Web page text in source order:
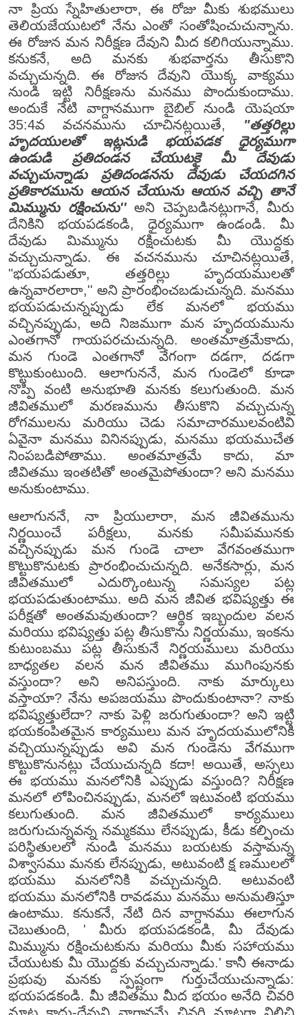
నా ప్రియ స్నేహితులారా, ఈ రోజు మీకు శుభములు
తెలియజేయుటలో నేను ఎంతో సంతోషించుచున్నాను.
ఈ రోజున మన నిరీక్షణ దేవుని మీద కలిగియున్నాము.
కనుకనే, అది మనకు శుభవార్తను తీసుకొని
వచ్చుచున్నది. ఈ రోజున దేవుని యొక్క వాక్యము
నుండి ఇట్టి నిరీక్షణను మనము పొందుకుందాము.
అందుకే నేటి వాగ్దానముగా బైబిల్ నుండి యెషయా
35:4వ వచనమును చూచినట్లయితే, "తత్తరిల్లు
హృదయులతో ఇట్లనుడి భయపడక ధైర్యముగా
ఉండుడి ప్రతిదండన చేయుటకై మీ దేవుడు
వచ్చుచున్నాడు ప్రతిదండనను దేవుడు చేయదగిన
ప్రతికారమును ఆయన చేయును ఆయన వచ్చి తానే
మిమ్మును రక్షించును'' అని చెప్పబడినట్లుగానే, మీరు
దేనికిని భయపడకండి, ధైర్యముగా ఉండండి. మీ
దేవుడు మిమ్మును రక్షించుటకు మీ యొద్దకు
వచ్చుచున్నాడు. ఈ వచనమును చూచినట్లయితే,
"భయపడుతూ, తత్తరిల్లు హృదయములతో
ఉన్నవారలారా,'' అని ప్రారంభించబడుచున్నది. మనము
భయపడుచున్నప్పుడు లేక మనలో భయము
వచ్చినప్పుడు, అది నిజముగా మన హృదయమును
ఎంతగానో గాయపరచుచున్నది. అంతమాత్రమేకాదు,
మన గుండె ఎంతగానో వేగంగా దడగా, దడగా
కొట్టుకుంటుంది. ఆలాగుననే, మన గుండెలో కూడా
నొప్పి వంటి అనుభూతి మనకు కలుగుతుంది. మన
జీవితములో మరణమును తీసుకొని వచ్చుచున్న
రోగములను మరియు చెడు సమాచారములవంటివి
ఏవైనా మనము వినినప్పుడు, మనము భయముచేత
నింపబడిపోతాము. అంతమాత్రమే కాదు, మా
జీవితము ఇంతటితో అంతమైపోతుందా? అని మనము
అనుకుంటాము.
ఆలాగుననే, నా ప్రియులారా, మన జీవితమును
నిర్ణయించే పరీక్షలు, మనకు సమీపమునకు
వచ్చినప్పుడు మన గుండె చాలా వేగవంతముగా
కొట్టుకొనుటకు ప్రారంభించుచున్నది. అనేకసార్లు, మన
జీవితములో ఎదుర్కొంటున్న సమస్యల పట్ల
భయపడుతుంటాము. అది మన జీవిత భవిష్యత్తు ఈ
పరీక్షతో అంతమవుతుందా? ఆర్థిక ఇబ్బందుల వలన
మరియు భవిష్యత్తు పట్ల తీసుకొను నిర్ణయము, ఇంకను
కుటుంబము పట్ల తీసుకునే నిర్ణయములు మరియు
బాధ్యతల వలన మన జీవితము ముగింపునకు
వస్తుందా? అని అనిపస్తుంది. నాకు మార్కులు
వస్తాయా? నేను అపజయము పొందుకుంటానా? నాకు
భవిష్యత్తులేదా? నాకు పెళ్లి జరుగుతుందా? అని ఇట్టి
భయకంపితమైన కార్యములు మన హృదయములోనికి
వచ్చియున్నప్పుడు అవి మన గుండెను వేగముగా
కొట్టుకొనునట్లు చేయుచున్నది కదా! అయితే, అస్సలు
ఈ భయము మనలోనికి ఎప్పుడు వస్తుంది? నిరీక్షణ
మనలో లోపించినప్పుడు, మనలో ఇటువంటి భయము
కలుగుతుంది. మన జీవితములో కార్యములు
జరుగుచున్నవన్న నమ్మకము లేనప్పుడు, కీడు కల్పించు
పరిస్థితులలో నుండి మనము బయటకు వస్తామన్న
విశ్వాసము మనకు లేనప్పుడు, అటువంటి క్ష ణములలో
భయము మనలోనికి వచ్చుచున్నది. అటువంటి
భయము మనలోనికి రావడము మనము అనుమతిస్తూ
ఉంటాము. కనుకనే, నేటి దిన వాగ్దానము ఈలాగున
చెబుతుంది, ' మీరు భయపడకండి, మీ దేవుడు
మిమ్మును రక్షించుటకును మరియు మీకు సహాయము
చేయుటకు మీ యొద్దకు వచ్చుచున్నాడు.' కానీ ఈనాడు
ప్రభువు మనకు స్పష్టంగా గుర్తుచేయుచున్నాడు:
భయపడకండి. మీ జీవితము మీద భయం అనేది చివరి